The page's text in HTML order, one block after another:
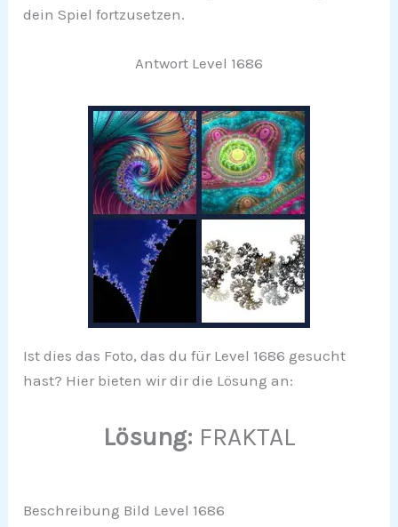
dein Spiel fortzusetzen.
Antwort Level 1686
Ist dies das Foto, das du für Level 1686 gesucht
hast? Hier bieten wir dir die Lösung an:
Lösung: FRAKTAL
Beschreibung Bild Level 1686